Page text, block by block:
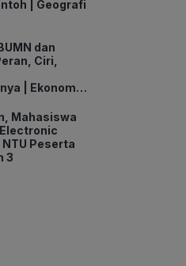
| Geografi
dan
Ciri,
| Ekonomi
Mahasiswa
Peserta
3